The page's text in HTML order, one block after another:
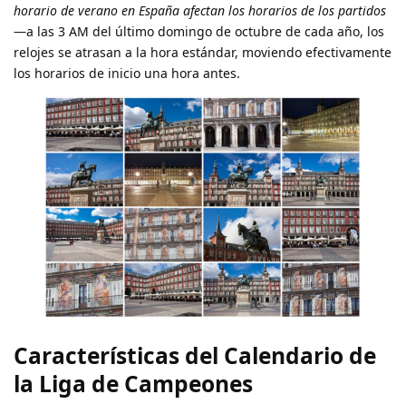
horario de verano en España afectan los horarios de los partidos
—a las 3 AM del último domingo de octubre de cada año, los
relojes se atrasan a la hora estándar, moviendo efectivamente
los horarios de inicio una hora antes.
Características del Calendario de
la Liga de Campeones